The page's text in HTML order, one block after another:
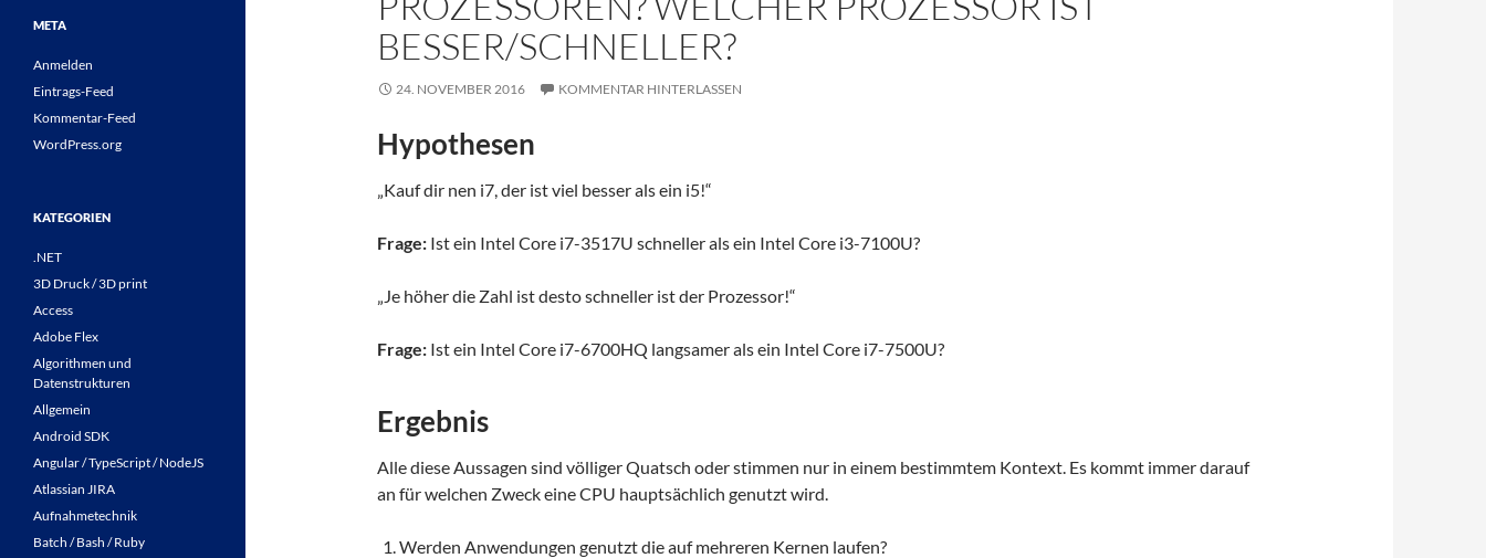
BESSER/SCHNELLER?
24. NOVEMBER 2016 KOMMENTAR HINTERLASSEN
Hypothesen
„Kauf dir nen i7, der ist viel besser als ein i5!“
Frage: Ist ein Intel Core i7-3517U schneller als ein Intel Core i3-7100U?
„Je höher die Zahl ist desto schneller ist der Prozessor!“
Frage: Ist ein Intel Core i7-6700HQ langsamer als ein Intel Core i7-7500U?
Ergebnis
Alle diese Aussagen sind völliger Quatsch oder stimmen nur in einem bestimmtem Kontext. Es kommt immer darauf
an für welchen Zweck eine CPU hauptsächlich genutzt wird.
Werden Anwendungen genutzt die auf mehreren Kernen laufen?
META
Anmelden
Eintrags-Feed
Kommentar-Feed
WordPress.org
KATEGORIEN
.NET
3D Druck / 3D print
Access
Adobe Flex
Algorithmen und
Datenstrukturen
Allgemein
Android SDK
Angular / TypeScript / NodeJS
Atlassian JIRA
Aufnahmetechnik
Batch / Bash / Ruby